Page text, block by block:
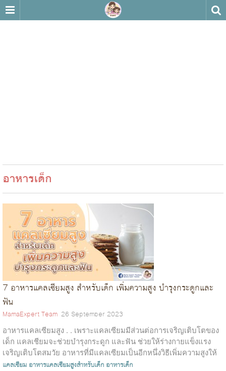
อาหารเด็ก
7 อาหารแคลเซียมสูง สำหรับเด็ก เพิ่มความสูง บำรุงกระดูกและ
ฟัน
MamaExpert Team 26 September 2023
อาหารแคลเซียมสูง . . เพราะแคลเซียมมีส่วนต่อการเจริญเติบโตของ
เด็ก แคลเชียมจะช่วยบำรุงกระดูก และฟัน ช่วยให้ร่างกายแข็งแรง
เจริญเติบโตสมวัย อาหารที่มีแคลเซียมเป็นอีกหนึ่งวิธีเพิ่มความสูงให้
กับลูกได้...
แคลเซียม อาหารแคลเซียมสูงสำหรับเด็ก อาหารเด็ก